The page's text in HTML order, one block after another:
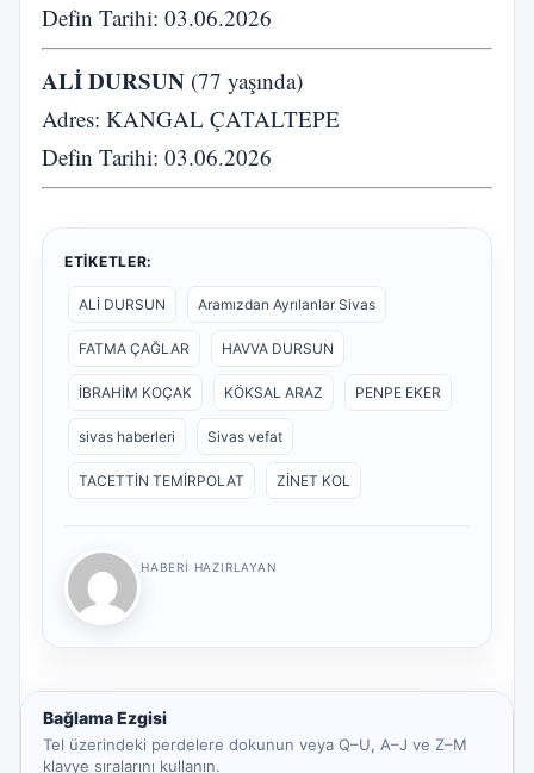
Defin Tarihi: 03.06.2026
ALİ DURSUN (77 yaşında)
Adres: KANGAL ÇATALTEPE
Defin Tarihi: 03.06.2026
ETIKETLER:
ALİ DURSUN Aramızdan Ayrılanlar Sivas
FATMA ÇAĞLAR HAVVA DURSUN
İBRAHİM KOÇAK KÖKSAL ARAZ PENPE EKER
sivas haberleri Sivas vefat
TACETTİN TEMİRPOLAT ZİNET KOL
HABERI HAZIRLAYAN
Bağlama Ezgisi
Tel üzerindeki perdelere dokunun veya Q–U, A–J ve Z–M
klavye sıralarını kullanın.